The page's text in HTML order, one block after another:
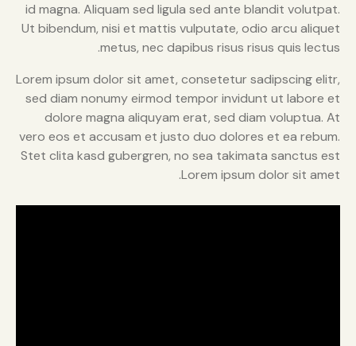
id magna. Aliquam sed ligula sed ante blandit volutpat.
Ut bibendum, nisi et mattis vulputate, odio arcu aliquet
metus, nec dapibus risus risus quis lectus.
Lorem ipsum dolor sit amet, consetetur sadipscing elitr,
sed diam nonumy eirmod tempor invidunt ut labore et
dolore magna aliquyam erat, sed diam voluptua. At
vero eos et accusam et justo duo dolores et ea rebum.
Stet clita kasd gubergren, no sea takimata sanctus est
Lorem ipsum dolor sit amet.